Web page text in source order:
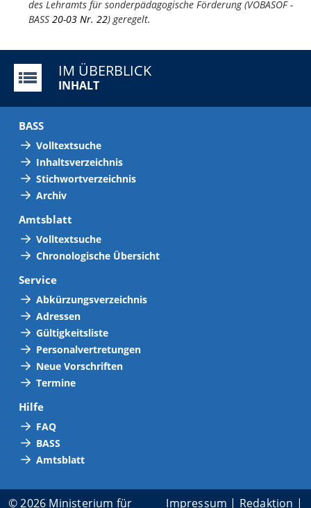
des Lehramts für sonderpädagogische Förderung (VOBASOF -
BASS 20-03 Nr. 22) geregelt.
IM ÜBERBLICK
INHALT
BASS
Volltextsuche
Inhaltsverzeichnis
Stichwortverzeichnis
Archiv
Amtsblatt
Volltextsuche
Chronologische Übersicht
Service
Abkürzungsverzeichnis
Adressen
Gültigkeitsliste
Personalvertretungen
Neue Vorschriften
Termine
Hilfe
FAQ
BASS
Amtsblatt
© 2026 Ministerium für Impressum | Redaktion |